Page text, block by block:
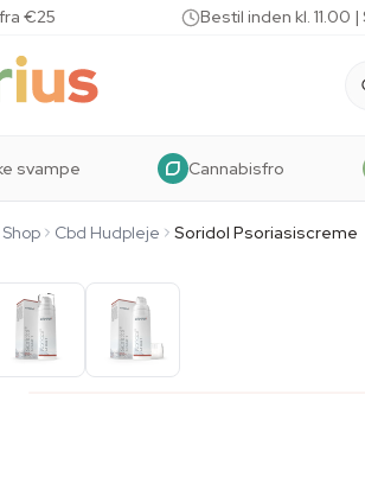
€25 Bestil inden kl. 11.00
svampe Cannabisfro
Cbd Hudpleje Soridol Psoriasiscreme